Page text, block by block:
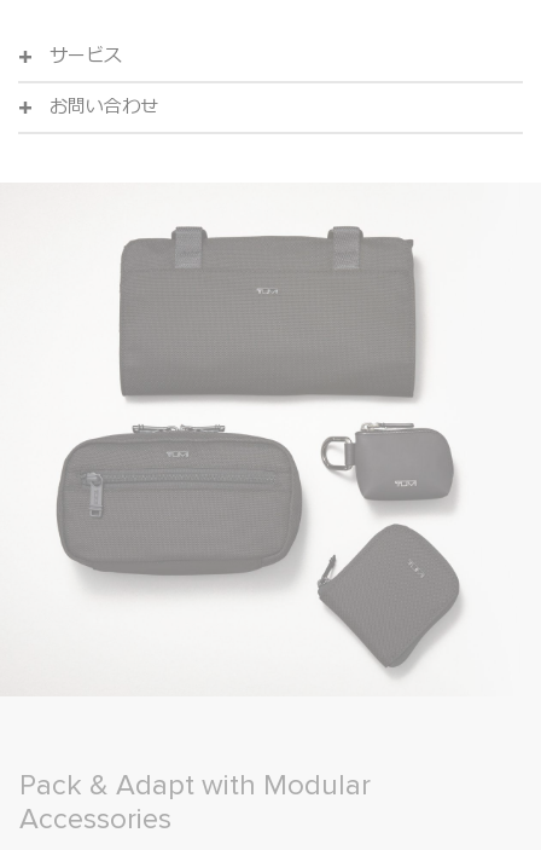
サービス
お問い合わせ
Pack & Adapt with Modular
Accessories